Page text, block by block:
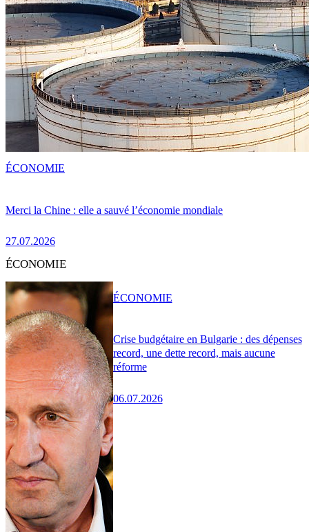
Merci la Chine : elle a sauvé l’économie mondiale
27.07.2026
ÉCONOMIE
ÉCONOMIE
Crise budgétaire en Bulgarie : des dépenses
record, une dette record, mais aucune
réforme
06.07.2026
ÉCONOMIE